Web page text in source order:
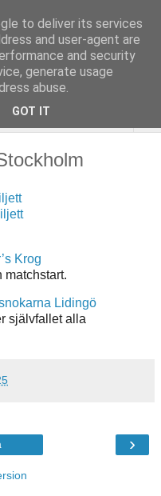
Krog
Lidingö
självfallet alla
›
to deliver its services
and user-agent are
and security
generate usage
abuse.
GOT IT